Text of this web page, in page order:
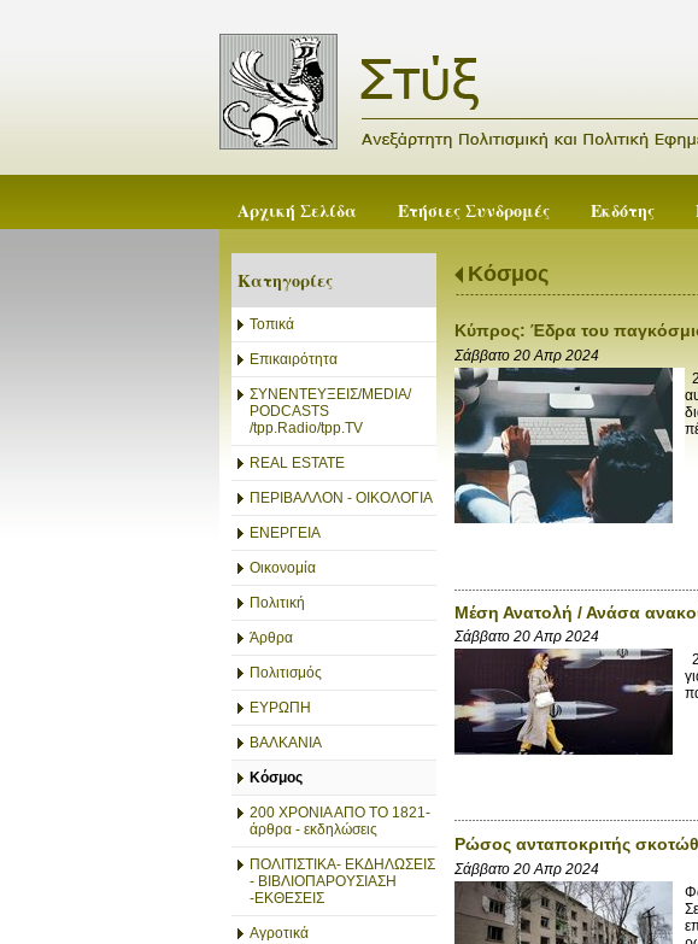
Αρχική Σελίδα Ετήσιες Συνδρομές Εκδότης
Κατηγορίες
Τοπικά
Επικαιρότητα
ΣΥΝΕΝΤΕΥΞΕΙΣ/MEDIA/
PODCASTS
/tpp.Radio/tpp.TV
REAL ESTATE
ΠΕΡΙΒΑΛΛΟΝ - ΟΙΚΟΛΟΓΙΑ
ΕΝΕΡΓΕΙΑ
Οικονομία
Πολιτική
Άρθρα
Πολιτισμός
ΕΥΡΩΠΗ
ΒΑΛΚΑΝΙΑ
Κόσμος
200 ΧΡΟΝΙΑ ΑΠΟ ΤΟ 1821-
άρθρα - εκδηλώσεις
ΠΟΛΙΤΙΣΤΙΚΑ- ΕΚΔΗΛΩΣΕΙΣ
- ΒΙΒΛΙΟΠΑΡΟΥΣΙΑΣΗ
-ΕΚΘΕΣΕΙΣ
Αγροτικά
Κόσμος
Κύπρος: Έδρα του
Σάββατο 20 Απρ 2024
Μέση Ανατολή / Ανάσα
Σάββατο 20 Απρ 2024
Ρώσος ανταποκριτής
Σάββατο 20 Απρ 2024